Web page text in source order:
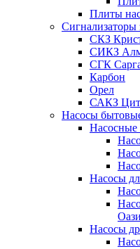
Плиты
Сигнализаторы
СКЗ
СИКЗ
СГК
Карбон
Орел
САКЗ Цит
Насосы
Насосные
Насосы
Насосы